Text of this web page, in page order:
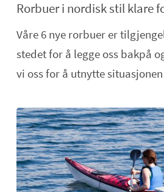
Rorbuer i nordisk stil klare
Våre 6 nye rorbuer er
stedet for å legge oss bakpå
vi oss for å utnytte